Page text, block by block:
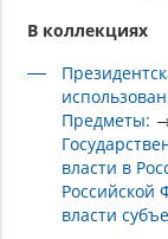
В коллекциях
Предметы:
власти в
Российской
власти